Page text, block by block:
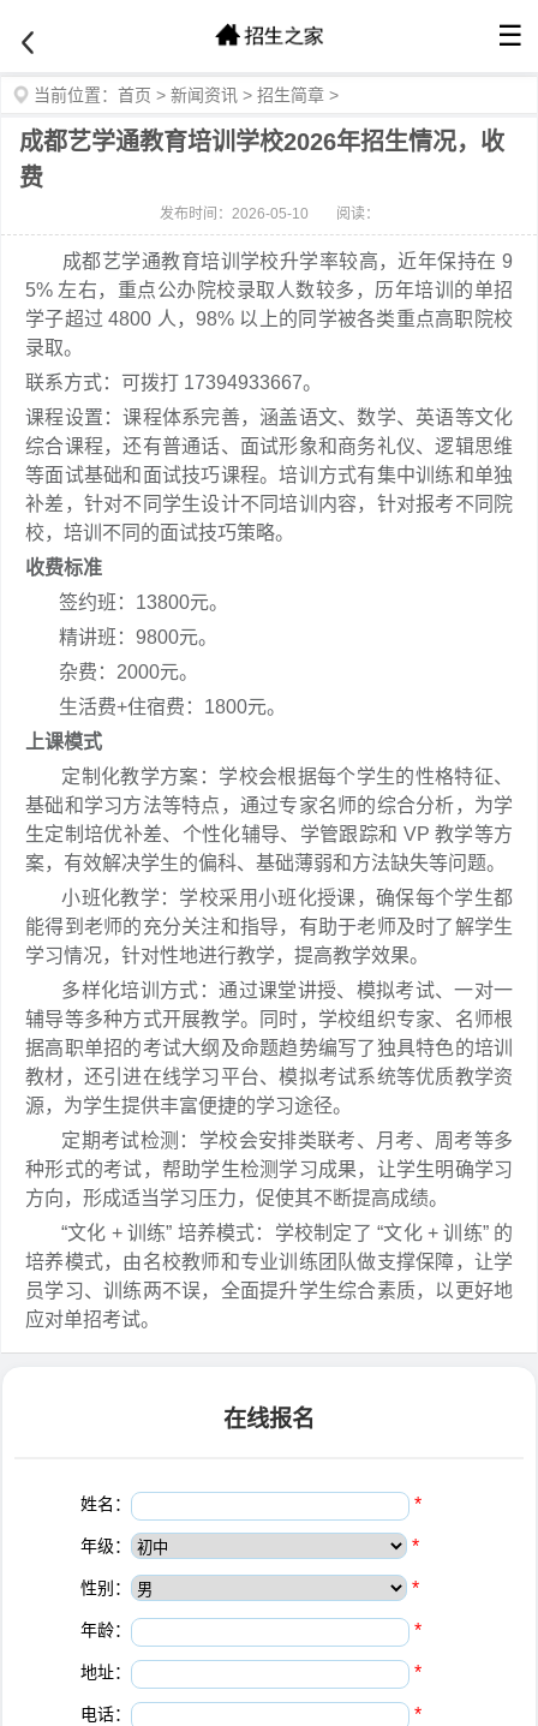
☰
当前位置： 首页 > 新闻资讯 > 招生简章 >
成都艺学通教育培训学校2026年招生情况，收
费
发布时间：2026-05-10 阅读：
成都艺学通教育培训学校升学率较高，近年保持在 9
5% 左右，重点公办院校录取人数较多，历年培训的单招
学子超过 4800 人，98% 以上的同学被各类重点高职院校
录取。
联系方式：可拨打 17394933667。
课程设置：课程体系完善，涵盖语文、数学、英语等文化
综合课程，还有普通话、面试形象和商务礼仪、逻辑思维
等面试基础和面试技巧课程。培训方式有集中训练和单独
补差，针对不同学生设计不同培训内容，针对报考不同院
校，培训不同的面试技巧策略。
收费标准
签约班：13800元。
精讲班：9800元。
杂费：2000元。
生活费+住宿费：1800元。
上课模式
定制化教学方案：学校会根据每个学生的性格特征、
基础和学习方法等特点，通过专家名师的综合分析，为学
生定制培优补差、个性化辅导、学管跟踪和 VP 教学等方
案，有效解决学生的偏科、基础薄弱和方法缺失等问题。
小班化教学：学校采用小班化授课，确保每个学生都
能得到老师的充分关注和指导，有助于老师及时了解学生
学习情况，针对性地进行教学，提高教学效果。
多样化培训方式：通过课堂讲授、模拟考试、一对一
辅导等多种方式开展教学。同时，学校组织专家、名师根
据高职单招的考试大纲及命题趋势编写了独具特色的培训
教材，还引进在线学习平台、模拟考试系统等优质教学资
源，为学生提供丰富便捷的学习途径。
定期考试检测：学校会安排类联考、月考、周考等多
种形式的考试，帮助学生检测学习成果，让学生明确学习
方向，形成适当学习压力，促使其不断提高成绩。
“文化 + 训练” 培养模式：学校制定了 “文化 + 训练” 的
培养模式，由名校教师和专业训练团队做支撑保障，让学
员学习、训练两不误，全面提升学生综合素质，以更好地
应对单招考试。
在线报名
姓名： *
年级： *
性别： *
年龄： *
地址： *
电话： *